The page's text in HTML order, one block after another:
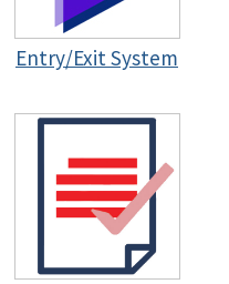
Entry/Exit System